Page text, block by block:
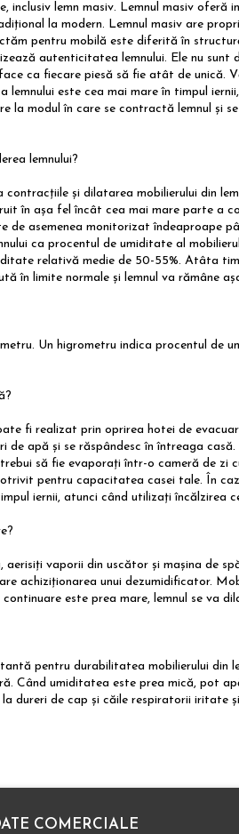
inclusiv lemn masiv. Lemnul masiv
la modern. Lemnul masiv are
pentru mobilă este diferită în
autenticitatea lemnului. Ele nu
ca fiecare piesă să fie atât de unică.
este cea mai mare în timpul
la modul în care se contractă lemnul și
lemnului?
și dilatarea mobilierului din
în așa fel încât cea mai mare parte a
de asemenea monitorizat îndeaproape
ca procentul de umiditate al
relativă medie de 50-55%. Atâta
în limite normale și lemnul va rămâne
Un higrometru indica procentul de
fi realizat prin oprirea hotei de
apă și se răspândesc în întreaga
să fie evaporați într-o cameră de zi
pentru capacitatea casei tale. În
iernii, atunci când utilizați încălzirea
vaporii din uscător și mașina de
achiziționarea unui dezumidificator.
este prea mare, lemnul se va
pentru durabilitatea mobilierului din
Când umiditatea este prea mică, pot
dureri de cap și căile respiratorii iritate
COMERCIALE